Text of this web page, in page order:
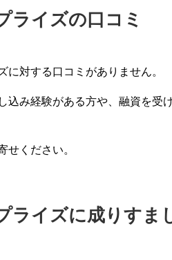
ライズの口コミ
対する口コミがありません。
込み経験がある方や、融資を受
せください。
ライズに成りすま